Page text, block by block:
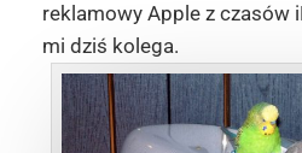
reklamowy Apple z czasów
mi dziś kolega.